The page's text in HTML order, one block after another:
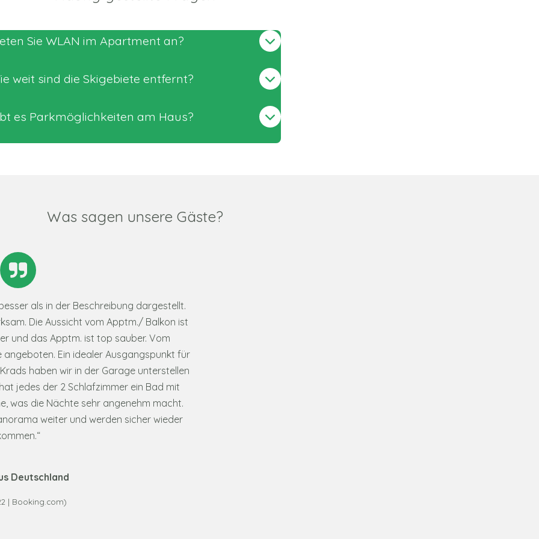
Sie WLAN im Apartment an?
weit sind die Skigebiete entfernt?
es Parkmöglichkeiten am Haus?
Was sagen unsere Gäste?
als in der Beschreibung dargestellt.
Die Aussicht vom Apptm./ Balkon ist
und das Apptm. ist top sauber. Vom
Ein idealer Ausgangspunkt für
haben wir in der Garage unterstellen
jedes der 2 Schlafzimmer ein Bad mit
was die Nächte sehr angenehm macht.
weiter und werden sicher wieder
“
Deutschland
| Booking.com)